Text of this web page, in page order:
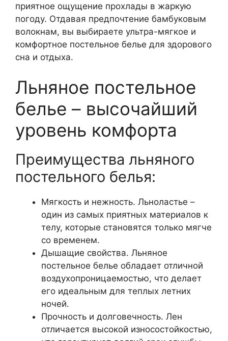
приятное ощущение прохлады в жаркую
погоду. Отдавая предпочтение бамбуковым
волокнам, вы выбираете ультра-мягкое и
комфортное постельное белье для здорового
сна и отдыха.
Льняное постельное
белье – высочайший
уровень комфорта
Преимущества льняного
постельного белья:
Мягкость и нежность. Льноластье –
один из самых приятных материалов к
телу, которые становятся только мягче
со временем.
Дышащие свойства. Льняное
постельное белье обладает отличной
воздухопроницаемостью, что делает
его идеальным для теплых летних
ночей.
Прочность и долговечность. Лен
отличается высокой износостойкостью,